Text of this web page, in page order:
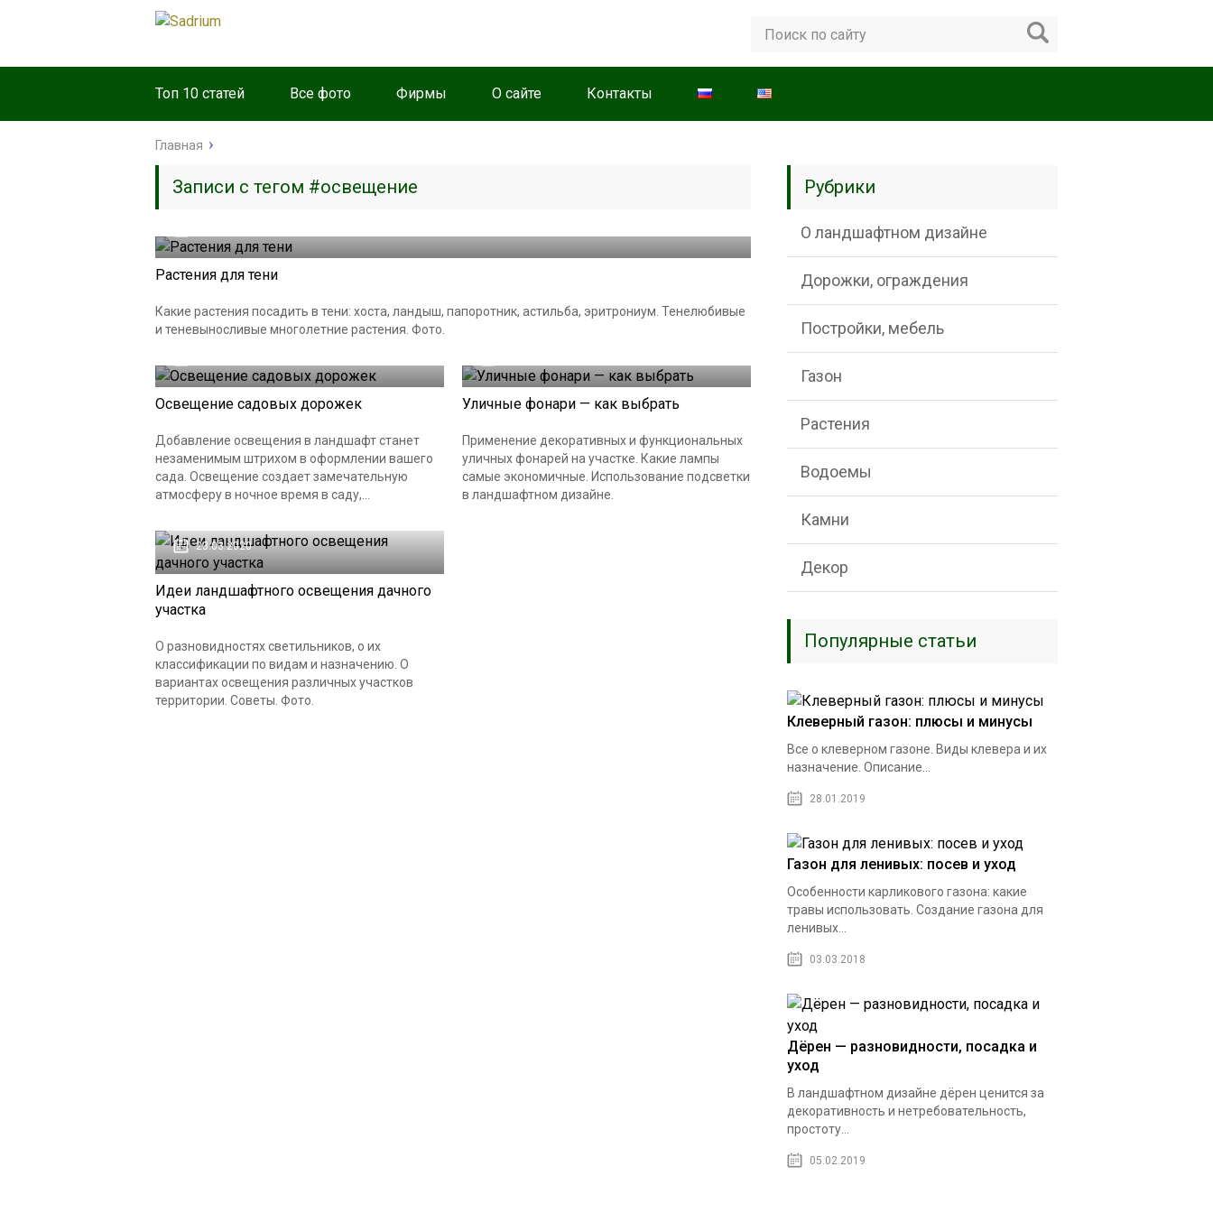
Топ 10 статей Все фото Фирмы О сайте Контакты
Главная
Записи с тегом #освещение
Растения для тени
Какие растения посадить в тени: хоста, ландыш, папоротник, астильба, эритрониум. Тенелюбивые
и теневыносливые многолетние растения. Фото.
Освещение садовых дорожек
Добавление освещения в ландшафт станет
незаменимым штрихом в оформлении вашего
сада. Освещение создает замечательную
атмосферу в ночное время в саду,...
Уличные фонари — как выбрать
Применение декоративных и функциональных
уличных фонарей на участке. Какие лампы
самые экономичные. Использование подсветки
в ландшафтном дизайне.
23.03.2020
Идеи ландшафтного освещения дачного
участка
О разновидностях светильников, о их
классификации по видам и назначению. О
вариантах освещения различных участков
территории. Советы. Фото.
Рубрики
О ландшафтном дизайне
Дорожки, ограждения
Постройки, мебель
Газон
Растения
Водоемы
Камни
Декор
Популярные статьи
Клеверный газон: плюсы и минусы
Все о клеверном газоне. Виды клевера и их
назначение. Описание...
28.01.2019
Газон для ленивых: посев и уход
Особенности карликового газона: какие
травы использовать. Создание газона для
ленивых...
03.03.2018
Дёрен — разновидности, посадка и
уход
В ландшафтном дизайне дёрен ценится за
декоративность и нетребовательность,
простоту...
05.02.2019